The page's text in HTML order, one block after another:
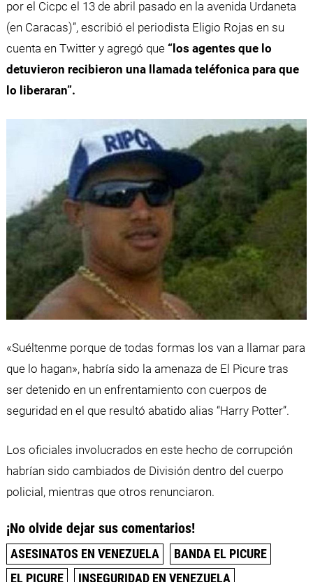
por el Cicpc el 13 de abril pasado en la avenida Urdaneta
(en Caracas)”, escribió el periodista Eligio Rojas en su
cuenta en Twitter y agregó que“los agentes que lo
detuvieron recibieron una llamada teléfonica para que
lo liberaran”.
«Suéltenme porque de todas formas los van a llamar para
que lo hagan», habría sido la amenaza de El Picure tras
ser detenido en un enfrentamiento con cuerpos de
seguridad en el que resultó abatido alias “Harry Potter”.
Los oficiales involucrados en este hecho de corrupción
habrían sido cambiados de División dentro del cuerpo
policial, mientras que otros renunciaron.
¡No olvide dejar sus comentarios!
ASESINATOS EN VENEZUELA
BANDA EL PICURE
EL PICURE
INSEGURIDAD EN VENEZUELA